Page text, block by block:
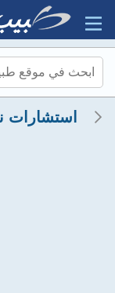
استشارات